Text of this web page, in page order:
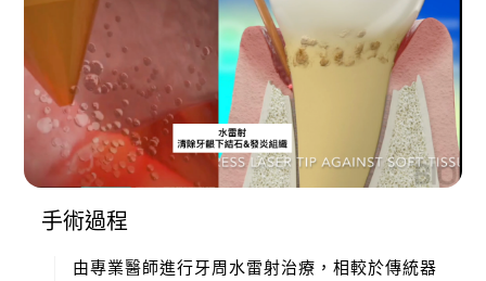
手術過程
由專業醫師進行牙周水雷射治療，相較於傳統器